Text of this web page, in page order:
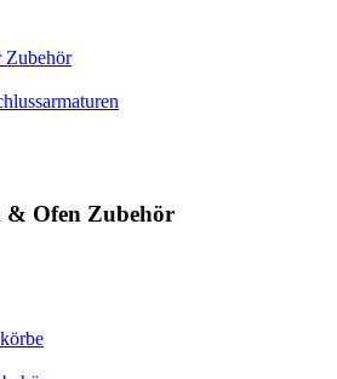
Zubehör
& Ofen Zubehör